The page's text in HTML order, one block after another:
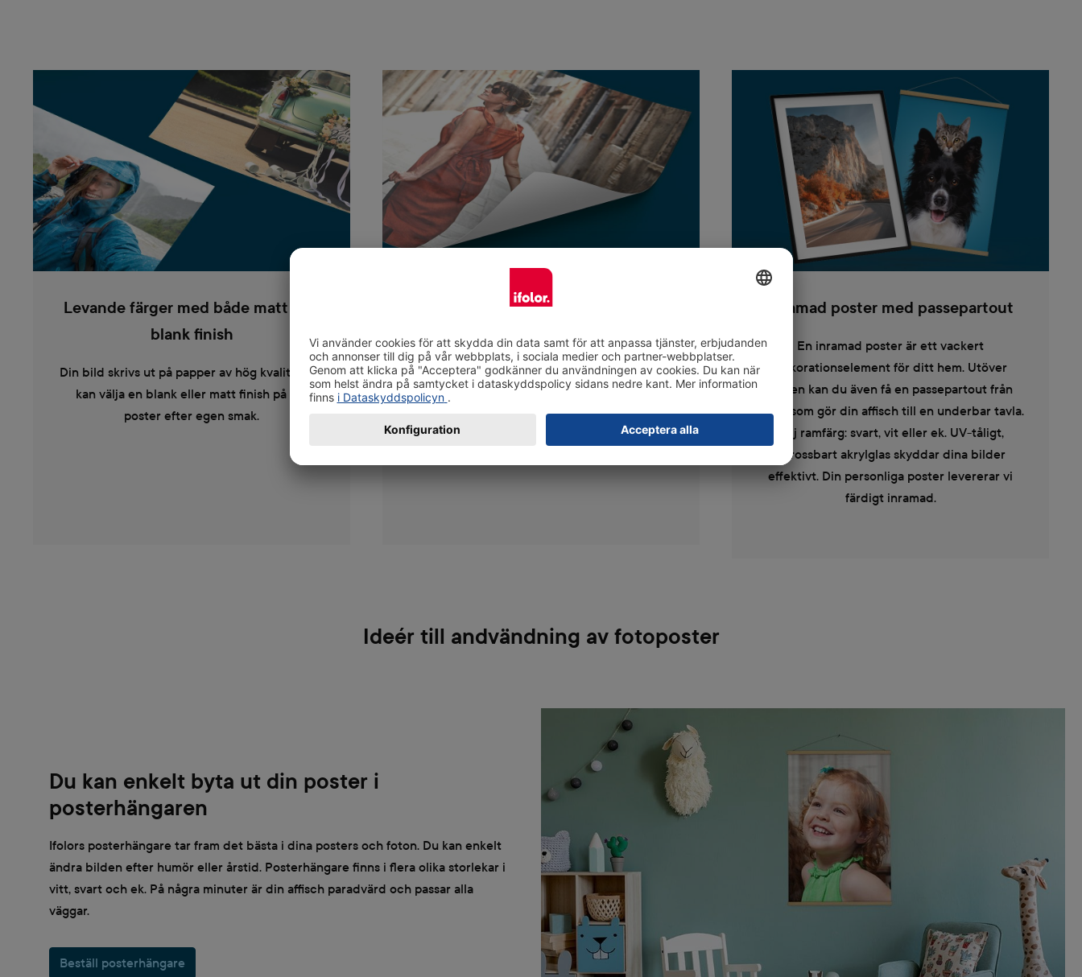
Levande färger med både matt och
blank finish
Din bild skrivs ut på papper av hög kvalitet. Du
kan välja en blank eller matt finish på din
poster efter egen smak.
Starkt material som håller länge
Ifolors posters är tryckta på kraftigt
fotopapper. Det högkvalitativa och starka
materialet garanterar att även de största
affischstorlekarna håller formen och ser bra ut
på väggen antingen upphängd eller inramad.
Inramad poster med passepartout
En inramad poster är ett vackert
dekorationselement för ditt hem. Utöver
ramen kan du även få en passepartout från
ifolor som gör din affisch till en underbar tavla.
Välj ramfärg: svart, vit eller ek. UV-tåligt,
okrossbart akrylglas skyddar dina bilder
effektivt. Din personliga poster levererar vi
färdigt inramad.
Ideér till andvändning av fotoposter
Du kan enkelt byta ut din poster i
posterhängaren
Ifolors posterhängare tar fram det bästa i dina posters och foton. Du kan enkelt
ändra bilden efter humör eller årstid. Posterhängare finns i flera olika storlekar i
vitt, svart och ek. På några minuter är din affisch paradvärd och passar alla
väggar.
Beställ posterhängare